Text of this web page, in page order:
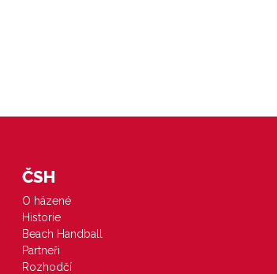
ČSH
O házené
Historie
Beach Handball
Partneři
Rozhodčí